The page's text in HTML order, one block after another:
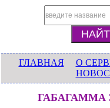
ГЛАВНАЯ О
ГАБАГАММА